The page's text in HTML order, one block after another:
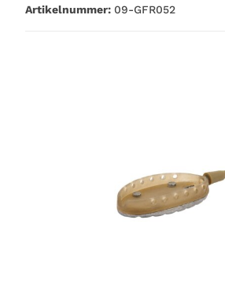
Artikelnummer: 09-GFR052